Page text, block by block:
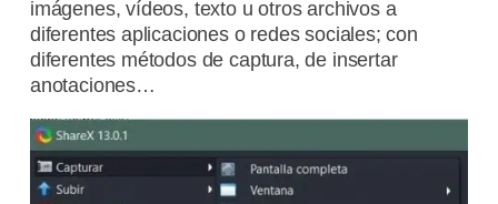
imágenes, vídeos, texto u otros archivos a
diferentes aplicaciones o redes sociales; con
diferentes métodos de captura, de insertar
anotaciones…